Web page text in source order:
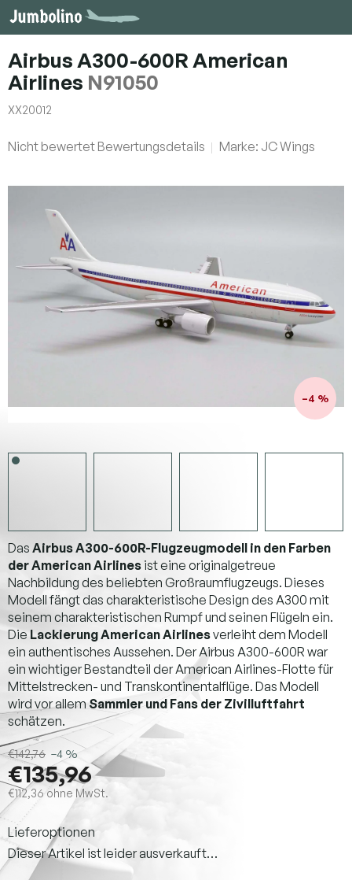
Zum
Inhalt
Airbus A300-600R American
Airlines N91050
XX20012
Die
Sternen.
Nicht bewertet Bewertungsdetails Marke: JC Wings
–4 %
€142,76 –4 %
€135,96
€112,36 ohne MwSt.
Verkaufspreis:
Lieferoptionen
Dieser Artikel ist leider ausverkauft…
Das Airbus A300-600R-Flugzeugmodell in den Farben
der American Airlines ist eine originalgetreue
Nachbildung des beliebten Großraumflugzeugs. Dieses
Modell fängt das charakteristische Design des A300 mit
seinem charakteristischen Rumpf und seinen Flügeln ein.
Die Lackierung American Airlinesverleiht dem Modell
ein authentisches Aussehen. Der Airbus A300-600R war
ein wichtiger Bestandteil der American Airlines-Flotte für
Mittelstrecken- und Transkontinentalflüge. Das Modell
wird vor allemSammler und Fans der Zivilluftfahrt
schätzen.